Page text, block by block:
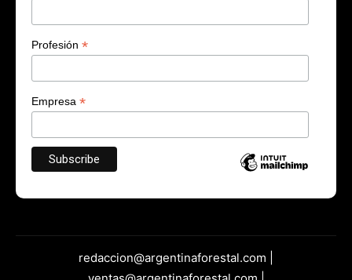
Profesión *
Empresa *
redaccion@argentinaforestal.com |